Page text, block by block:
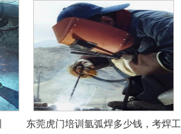
东莞虎门培训氩弧焊多少钱，考焊工